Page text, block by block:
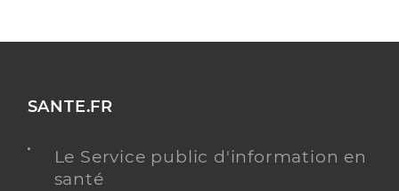
SANTE.FR
Le Service public d'information en
santé